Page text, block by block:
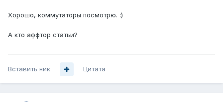
Хорошо, коммутаторы посмотрю. :)
А кто аффтор статьи?
Вставить ник Цитата